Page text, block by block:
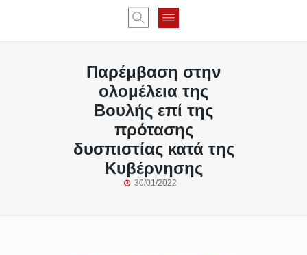
Παρέμβαση στην
ολομέλεια της
Βουλής επί της
πρότασης
δυσπιστίας κατά της
Κυβέρνησης
30/01/2022